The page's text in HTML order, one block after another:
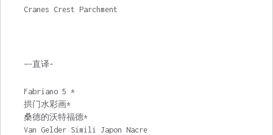
Cranes Crest Parchment
—-直译–
Fabriano 5 *
拱门水彩画*
桑德的沃特福德*
Van Gelder Simili Japon Nacre